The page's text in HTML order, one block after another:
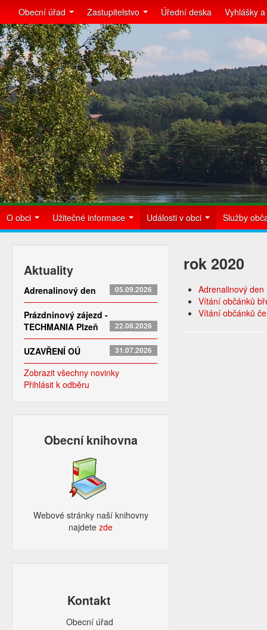
Obecní úřad Zastupitelstvo Úřední deska Vyhlášky
O obci Užitečné informace Události v obci Služby
Aktuality
Adrenalinový den 05.09.2026
Prázdninový zájezd -
TECHMANIA Plzeň
22.08.2026
UZAVŘENÍ OÚ 31.07.2026
Zobrazit všechny novinky
Přihlásit k odběru
Obecní knihovna
Webové stránky naší knihovny
najdetezde​
Kontakt
Obecní úřad
rok 2020
Adrenalinový den
Vítání občánků
Vítání občánků